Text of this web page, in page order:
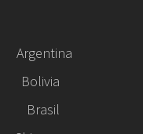
Argentina
Bolivia
Brasil